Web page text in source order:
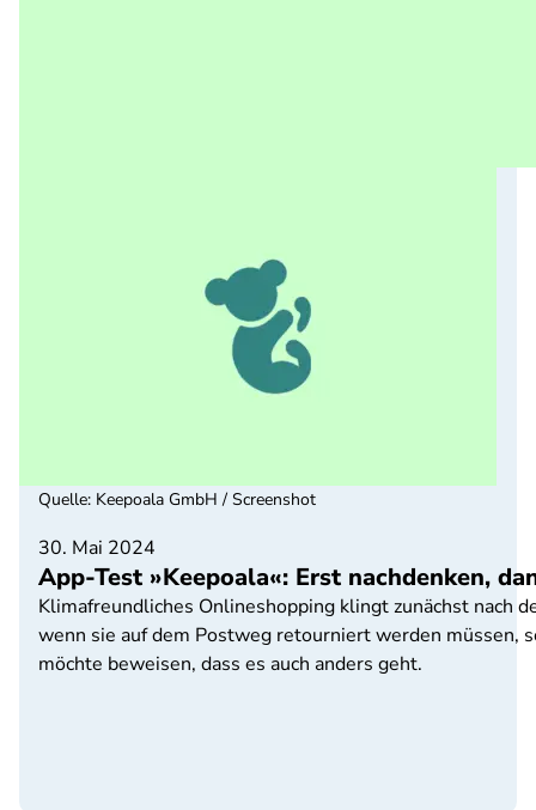
30. Mai 2024
App-Test »Keepoala«: Erst nachdenken,
Klimafreundliches Onlineshopping klingt zunächst nach
wenn sie auf dem Postweg retourniert werden müssen,
möchte beweisen, dass es auch anders geht.
Quelle: Keepoala GmbH / Screenshot